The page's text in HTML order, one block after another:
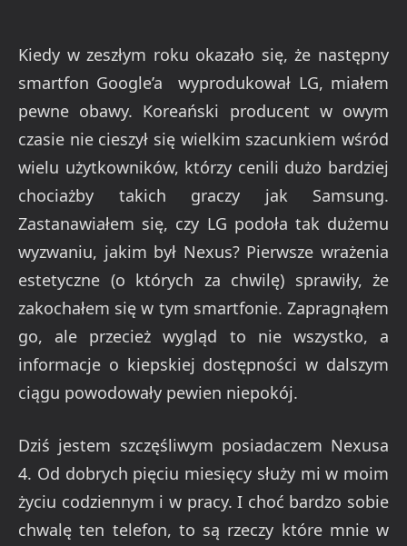
Kiedy w zeszłym roku okazało się, że następny
smartfon Google’a wyprodukował LG, miałem
pewne obawy. Koreański producent w owym
czasie nie cieszył się wielkim szacunkiem wśród
wielu użytkowników, którzy cenili dużo bardziej
chociażby takich graczy jak Samsung.
Zastanawiałem się, czy LG podoła tak dużemu
wyzwaniu, jakim był Nexus? Pierwsze wrażenia
estetyczne (o których za chwilę) sprawiły, że
zakochałem się w tym smartfonie. Zapragnąłem
go, ale przecież wygląd to nie wszystko, a
informacje o kiepskiej dostępności w dalszym
ciągu powodowały pewien niepokój.
Dziś jestem szczęśliwym posiadaczem Nexusa
4. Od dobrych pięciu miesięcy służy mi w moim
życiu codziennym i w pracy. I choć bardzo sobie
chwalę ten telefon, to są rzeczy które mnie w